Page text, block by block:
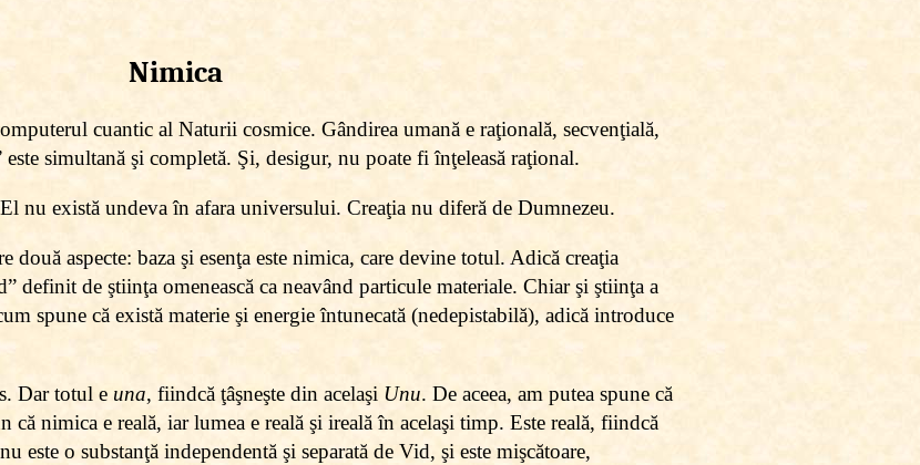
Nimica
cuantic al Naturii cosmice. Gândirea umană e raţională, secvenţială,
simultană şi completă. Şi, desigur, nu poate fi înţeleasă raţional.
nu există undeva în afara universului. Creaţia nu diferă de Dumnezeu.
aspecte: baza şi esenţa este nimica, care devine totul. Adică creaţia
definit de ştiinţa omenească ca neavând particule materiale. Chiar şi ştiinţa a
spune că există materie şi energie întunecată (nedepistabilă), adică introduce
Dar totul e una, fiindcă ţâşneşte din acelaşi Unu. De aceea, am putea spune că
nimica e reală, iar lumea e reală şi ireală în acelaşi timp. Este reală, fiindcă
este o substanţă independentă şi separată de Vid, şi este mişcătoare,